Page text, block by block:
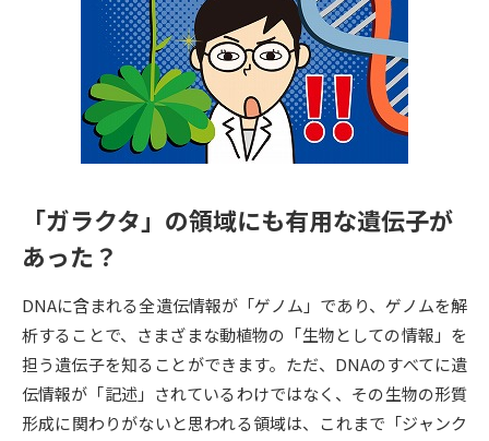
専門学校の資料請求 大学院の資料請求
留学・進学関連、塾・予備校
大学入学共通テスト「受験案
内」の請求
大学入学共通テスト「受験上の
配慮案内」の請求
高等学校卒業程度認定試験
幼稚園教員資格認定試験 小学校教員資格認定試験
高等学校（情報）教員資格認定
大学研究 大学検索
「ガラクタ」の領域にも有用な遺伝子が
あった？
DNAに含まれる全遺伝情報が「ゲノム」であり、ゲノムを解
析することで、さまざまな動植物の「生物としての情報」を
担う遺伝子を知ることができます。ただ、DNAのすべてに遺
伝情報が「記述」されているわけではなく、その生物の形質
形成に関わりがないと思われる領域は、これまで「ジャンク